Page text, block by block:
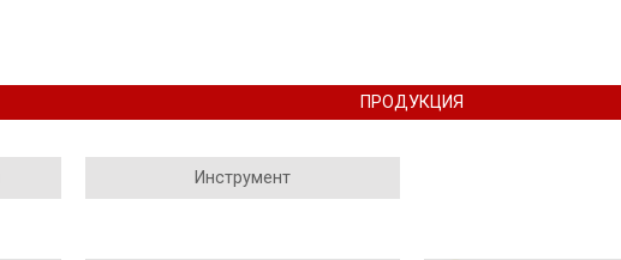
ПРОДУКЦИЯ
Инструмент